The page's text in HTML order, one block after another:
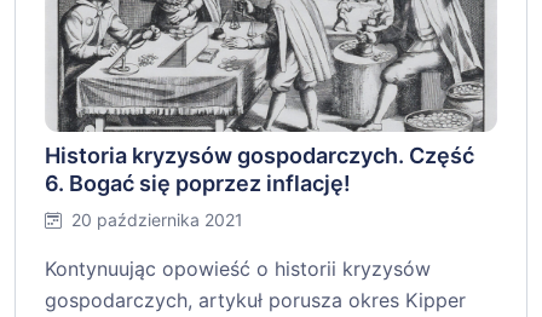
Historia kryzysów gospodarczych. Część
6. Bogać się poprzez inflację!
20 października 2021
Kontynuując opowieść o historii kryzysów
gospodarczych, artykuł porusza okres Kipper